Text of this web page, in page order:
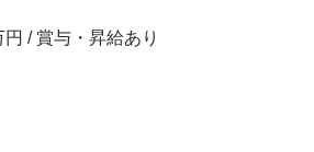
円 / 賞与・昇給あり